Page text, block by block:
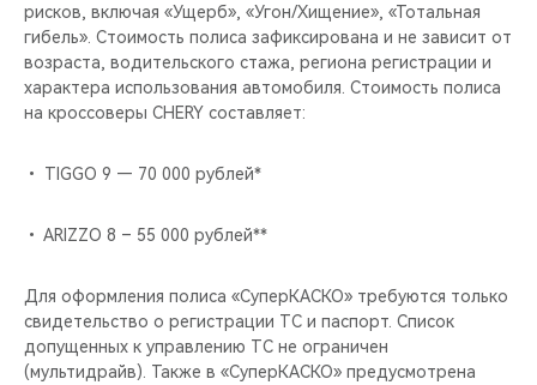
рисков, включая «Ущерб», «Угон/Хищение», «Тотальная
гибель». Стоимость полиса зафиксирована и не зависит от
возраста, водительского стажа, региона регистрации и
характера использования автомобиля. Стоимость полиса
на кроссоверы CHERY составляет:
• TIGGO 9 — 70 000 рублей*
• ARIZZO 8 – 55 000 рублей**
Для оформления полиса «СуперКАСКО» требуются только
свидетельство о регистрации ТС и паспорт. Список
допущенных к управлению ТС не ограничен
(мультидрайв). Также в «СуперКАСКО» предусмотрена